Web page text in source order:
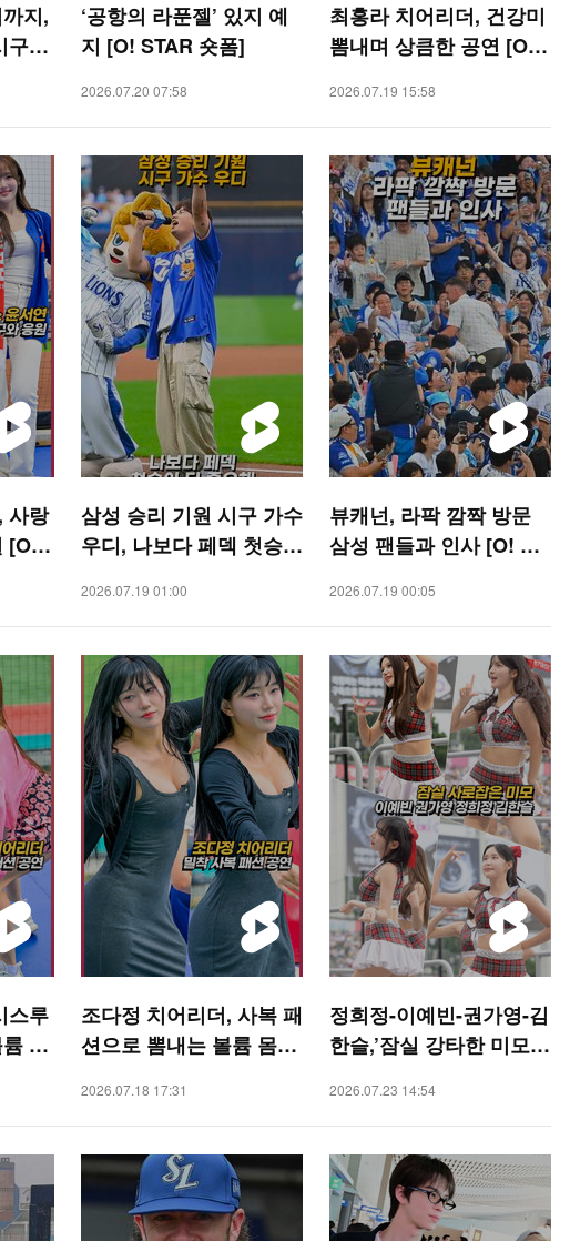
지,
구
‘공항의 라푼젤’ 있지 예
지 [O! STAR 숏폼]
2026.07.20 07:58
최홍라 치어리더, 건강미
뽐내며 상큼한 공연 [O!
2026.07.19 15:58
사랑
[O!
삼성 승리 기원 시구 가수
우디, 나보다 페덱 첫승이
숏폼]
2026.07.19 01:00
뷰캐넌, 라팍 깜짝 방문
삼성 팬들과 인사 [O! SP
2026.07.19 00:05
스루
몸
조다정 치어리더, 사복 패
션으로 뽐내는 볼륨 몸매
2026.07.18 17:31
정희정-이예빈-권가영-김
한슬,’잠실 강타한 미모’
2026.07.23 14:54